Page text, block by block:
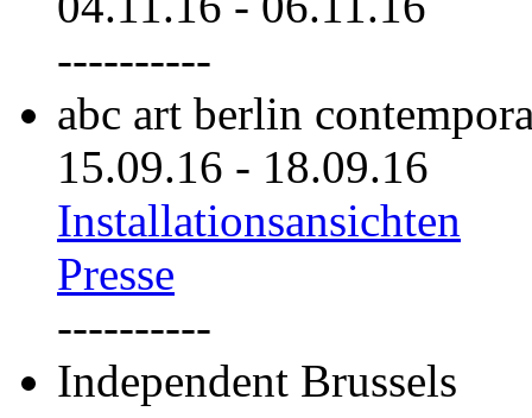
----------
abc art berlin
15.09.16 - 18.09.16
Installationsansichten
Presse
----------
Independent Brussels